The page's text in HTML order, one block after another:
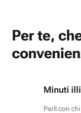
Per te,
Minuti
Parli con